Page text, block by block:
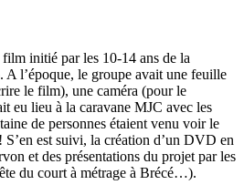
initié par les 10-14 ans de la
A l’époque, le groupe avait une feuille
le film), une caméra (pour le
eu lieu à la caravane MJC avec les
de personnes étaient venu voir le
est suivi, la création d’un DVD en
et des présentations du projet par les
du court à métrage à Brécé…).